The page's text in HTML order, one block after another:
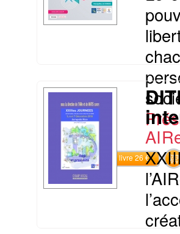
Commander le livre 26 €